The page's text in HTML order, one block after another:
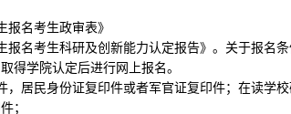
报名考生政审表》
报名考生科研及创新能力认定报告》。关于报名
得学院认定后进行网上报名。
居民身份证复印件或者军官证复印件；在读学
；